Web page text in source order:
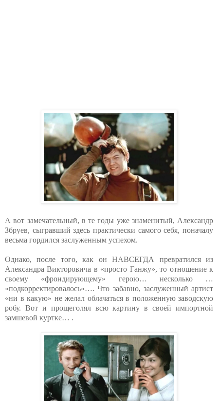
А вот замечательный, в те годы уже знаменитый, Александр
Збруев, сыгравший здесь практически самого себя, поначалу
весьма гордился заслуженным успехом.
Однако, после того, как он НАВСЕГДА превратился из
Александра Викторовича в «просто Ганжу», то отношение к
своему «фрондирующему» герою… несколько …
«подкорректировалось»…. Что забавно, заслуженный артист
«ни в какую» не желал облачаться в положенную заводскую
робу. Вот и прощеголял всю картину в своей импортной
замшевой куртке… .